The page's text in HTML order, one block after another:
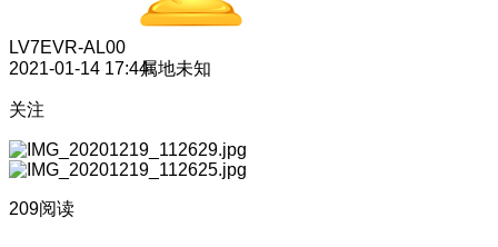
LV7EVR-AL00
2021-01-14 17:44属地未知
关注
209阅读